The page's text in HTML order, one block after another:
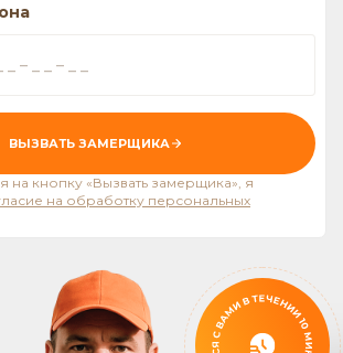
ВЫЗВАТЬ ЗАМЕРЩИКА
на кнопку «Вызвать замерщика», я
на обработку персональных